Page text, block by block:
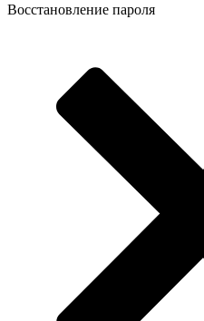
Восстановление пароля